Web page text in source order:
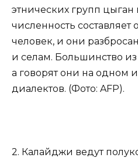
этнических групп цыган
численность составляет
человек, и они
и селам. Большинство
а говорят они на одном
диалектов. (Фото: AFP).
2. Калайджи ведут